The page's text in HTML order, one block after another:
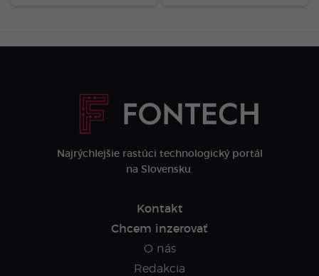
Najrýchlejšie rastúci technologický portál
na Slovensku.
Kontakt
Chcem inzerovať
O nás
Redakcia